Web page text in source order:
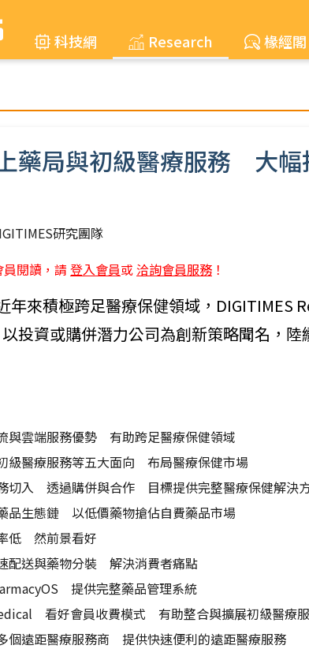
科技網 Research 椽經閣
藥局與初級醫療服務 大幅
研究團隊
閱讀，請 登入會員或 洽詢會員服務 ！
年來積極跨足醫療保健領域，DIGITIMES
投資或購併潛力公司為創新策略聞名，
與雲端服務優勢 有助跨足醫療保健領域
級醫療服務等五大面向 布局醫療保健市場
切入 透過購併與合作 目標提供完整醫療保健解決
品生態鏈 以低價藥物搶佔自費藥品市場
低 然前景看好
配送與藥物分裝 解決消費者痛點
提供完整藥品管理系統
看好會員收費模式 有助整合與擴展初級醫療
個遠距醫療服務商 提供快速便利的遠距醫療服務